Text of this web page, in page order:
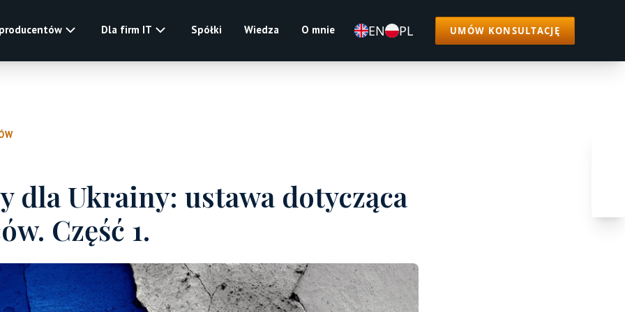
Dla firm IT Spółki Wiedza O mnie EN PL UMÓW KONSULTACJĘ
dla Ukrainy: ustawa dotycząca
Część 1.